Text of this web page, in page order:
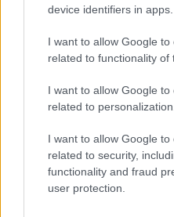
device identifiers in apps.
I want to allow Google to
related to functionality of
I want to allow Google to
related to personalization.
I want to allow Google to
related to security,
functionality and fraud
user protection.
Flórián tér KM Építő Kft. HE-DO
Látványos építési
felüljárón
A tartós nyári hőség jelentős
ennek ellenére folyamatosan
Hideg
újítják fel